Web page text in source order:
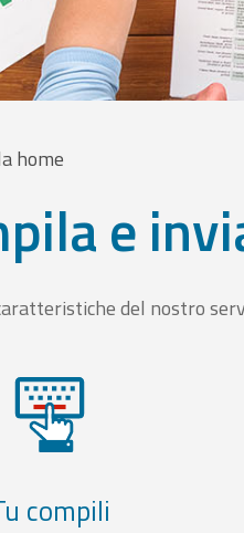
home
e
del nostro
compili